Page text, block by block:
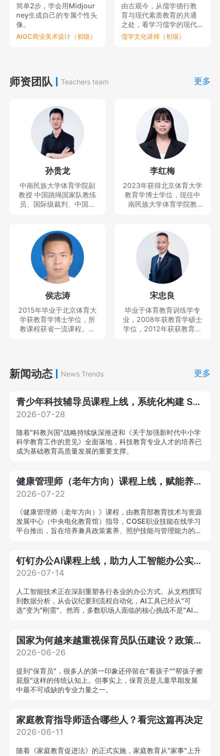
简单2步，学会用Midjour
ney生成自己的专属个性头
像。
AIGC商业美术设计（初级）
由古观今，从儒学德行教
育与现代素质教育的共通
之处，看学习儒学的现代
意义。
儒学文化讲师（初级）
师资团队 Teachers team 更多
孙贵龙
中南民族大学体育学院副
教授 中国跳绳国家队教练
员、国际级裁判、中国民
民族体育协会民族体育理
论与文化推广委员会副秘
书长、全国学校体育联盟
（教学改革）首席专家等
职务，近5年培养跳绳世界
冠军5人，全国冠军40多
人，主持并完成国家社科
基金青年项目、国家体育
总局决策咨询研究一般项
目、民政部民政政策理论
研究项目、教育部产学合
项，在A&HCI、CSSCI、
北大中文核心等刊物发表
李红梅
2023年获得北京体育大学
教育学博士学位，现任中
南民族大学体育学院教
向。曾获得教学竞赛一等
奖，主持及参与完成科技
部重大专项1项和省部级项
目4项，发表SSCI、CSSC
I、SCI等论文10余篇。
侯志涛
2015年毕业于北京体育大
学获教育学博士学位，所
教课程获省一流课程。现
专家、中国体育科学学会
会员，主持及参与教育部
育大学学报等发表核心期
刊论文10余篇。
宋忠良
毕业于体育教育训练学专
业，2008年获教育学硕士
学位，2012年获获教育学
各类学术论文20余篇；作
学体育学院，专任教师，
评审专家，中国体育教练
员杂志审稿专家。
新闻动态 News Trends 更多
青少年科技辅导员课程上线，系统化构建 STEM 专业教学能力
2026-07-28
随着"科教兴国"战略持续纵深推进和《关于加强新时代中小学
科学教育工作的意见》全面落地，科技教育专业人才的培养已
成为基础教育高质量发展的重要支撑。
健康管理师（老年方向）课程上线，赋能养老产业专业化提质升级！
2026-07-22
《健康管理师（老年方向）》课程，由教育部教育技术与资源
发展中心（中央电化教育馆）指导，COSE职业技能在线学习
平台推出，旨在培养兼具政策素养、照护技能与管理能力的复
钉钉办公AI课程上线，助力人工智能办公实战人才培养
2026-07-14
人工智能技术正在深刻重塑各行各业的办公方式。从文档撰写
到数据分析，从会议纪要到流程自动化，AI工具已经从"可
选"变为"刚需"。然而，多数职场人面临的核心挑战不是"AI能
国家为何越来越重视保育员队伍建设？政策解读来了
2026-06-26
提到"保育员"，很多人的第一印象还停留在"看孩子""帮孩子擦
屁股"这样的传统认知上。但事实上，保育员是儿童早期发展
中最不可或缺的专业力量之一。
家庭教育指导师适合哪些人？看完这篇再决定
2026-06-11
随着《家庭教育促进法》的正式实施，家庭教育从"家事"上升